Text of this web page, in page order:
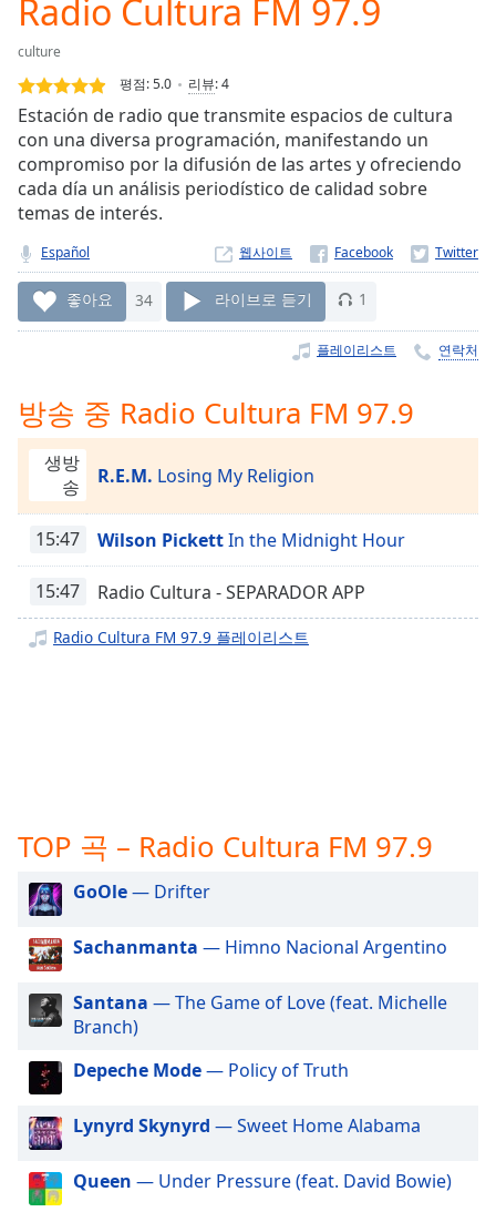
Duration -:-
0.00%
Stream
TypeLIVE
Seek to
live,
currently
behind
liveLIVE
Remaining
Time-
1x
Chapters
Chapters
Descriptions
descriptions
selected
Subtitles
off,
selected
Audio
Picture-
Picture
Fullscreen
modal
window.
Beginning
Radio Cultura FM 97.9
culture
평점:5.0 리뷰:4
Estación de radio que transmite espacios de cultura
con una diversa programación, manifestando un
compromiso por la difusión de las artes y ofreciendo
cada día un análisis periodístico de calidad sobre
temas de interés.
Español 웹사이트
좋아요 34 라이브로 듣기 1
플레이리스트 연락처
방송 중 Radio Cultura FM 97.9
생방
송
R.E.M. Losing My Religion
15:47 Wilson PickettIn the Midnight Hour
15:47 Radio Cultura - SEPARADOR APP
Radio Cultura FM 97.9 플레이리스트
TOP 곡 – Radio Cultura FM 97.9
GoOle— Drifter
Sachanmanta — Himno Nacional Argentino
Santana — The Game of Love (feat. Michelle
Branch)
Depeche Mode— Policy of Truth
Lynyrd Skynyrd — Sweet Home Alabama
Queen — Under Pressure (feat. David Bowie)